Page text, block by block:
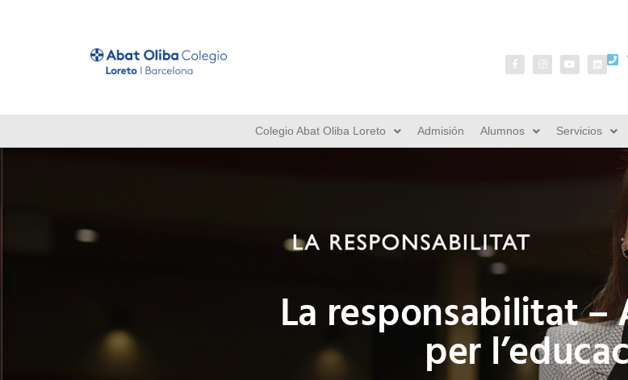
Colegio Abat Oliba Loreto Admisión Alumnos Servicios
La responsabilitat –
per